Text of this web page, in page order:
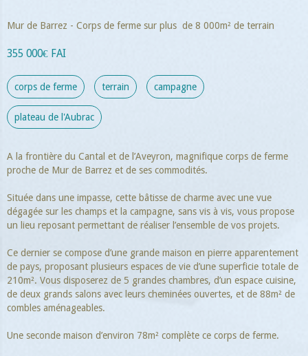
Mur de Barrez - Corps de ferme sur plus de 8 000m² de terrain
355 000€ FAI
corps de ferme terrain campagne
plateau de l'Aubrac
A la frontière du Cantal et de l’Aveyron, magnifique corps de ferme
proche de Mur de Barrez et de ses commodités.
Située dans une impasse, cette bâtisse de charme avec une vue
dégagée sur les champs et la campagne, sans vis à vis, vous propose
un lieu reposant permettant de réaliser l’ensemble de vos projets.
Ce dernier se compose d’une grande maison en pierre apparentement
de pays, proposant plusieurs espaces de vie d’une superficie totale de
210m². Vous disposerez de 5 grandes chambres, d’un espace cuisine,
de deux grands salons avec leurs cheminées ouvertes, et de 88m² de
combles aménageables.
Une seconde maison d’environ 78m² complète ce corps de ferme.